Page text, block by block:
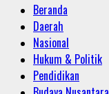
Primary
Menu
Beranda
Daerah
Nasional
Hukum & Politik
Pendidikan